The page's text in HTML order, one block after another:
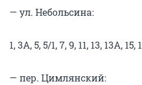
— ул. Небольсина:
1, 3А, 5, 5/1, 7, 9, 11, 13, 13А, 15,
— пер. Цимлянский: